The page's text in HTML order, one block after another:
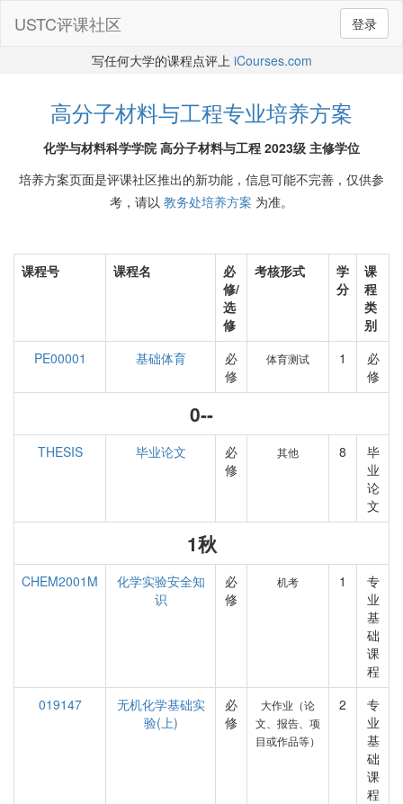
登录
USTC评课社区
写任何大学的课程点评上 iCourses.com
高分子材料与工程专业培养方案
化学与材料科学学院 高分子材料与工程 2023级 主修学位
培养方案页面是评课社区推出的新功能，信息可能不完善，仅供参
考，请以 教务处培养方案 为准。
课程号 课程名
必
修/
选
修
考核形式
学
分
课
程
类
别
PE00001
基础体育
必
修
体育测试 1
必
修
0--
THESIS 毕业论文
必
修
其他 8
毕
业
论
文
1秋
CHEM2001M
化学实验安全知
识
必
修
机考 1
专
业
基
础
课
程
019147
无机化学基础实
验(上)
必
修
大作业（论
文、报告、项
目或作品等）
2
专
业
基
础
课
程